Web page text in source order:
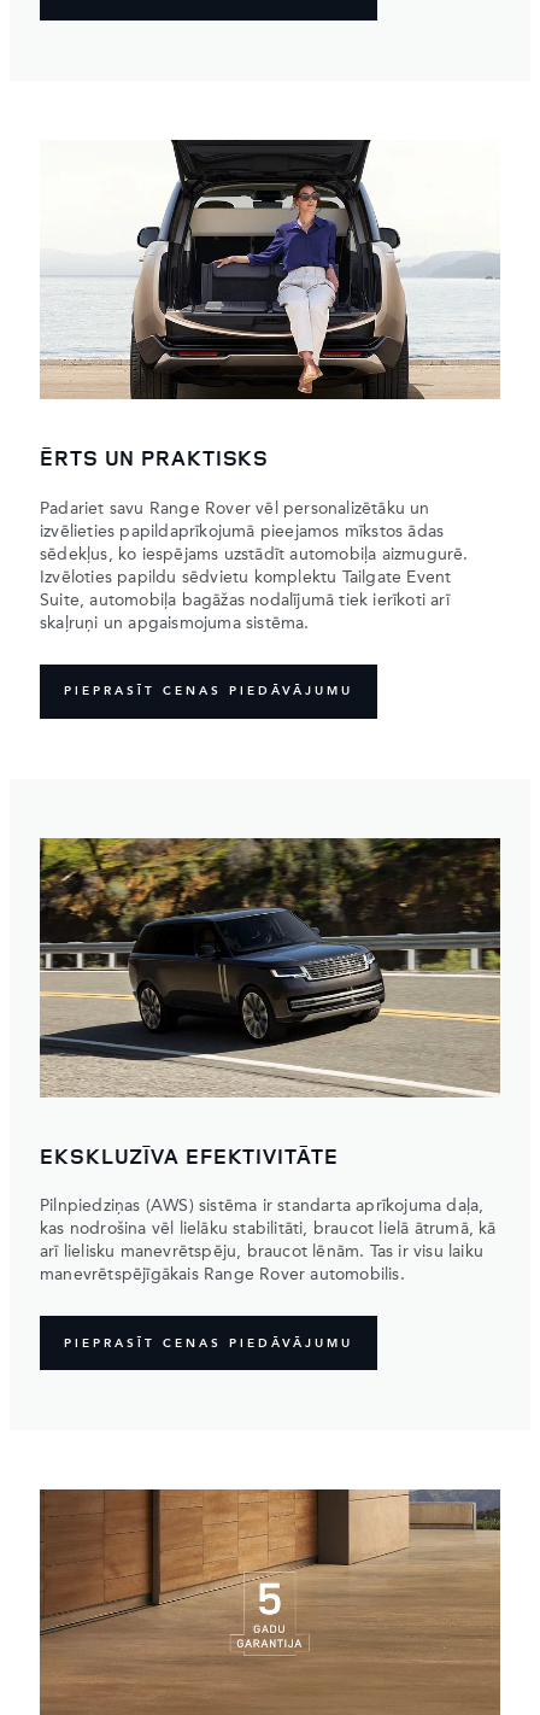
ĒRTS UN PRAKTISKS
Padariet savu Range Rover vēl personalizētāku un
izvēlieties papildaprīkojumā pieejamos mīkstos ādas
sēdekļus, ko iespējams uzstādīt automobiļa aizmugurē.
Izvēloties papildu sēdvietu komplektu Tailgate Event
Suite, automobiļa bagāžas nodalījumā tiek ierīkoti arī
skaļruņi un apgaismojuma sistēma.
PIEPRASĪT CENAS PIEDĀVĀJUMU
EKSKLUZĪVA EFEKTIVITĀTE
Pilnpiedziņas (AWS) sistēma ir standarta aprīkojuma daļa,
kas nodrošina vēl lielāku stabilitāti, braucot lielā ātrumā, kā
arī lielisku manevrētspēju, braucot lēnām. Tas ir visu laiku
manevrētspējīgākais Range Rover automobilis.
PIEPRASĪT CENAS PIEDĀVĀJUMU